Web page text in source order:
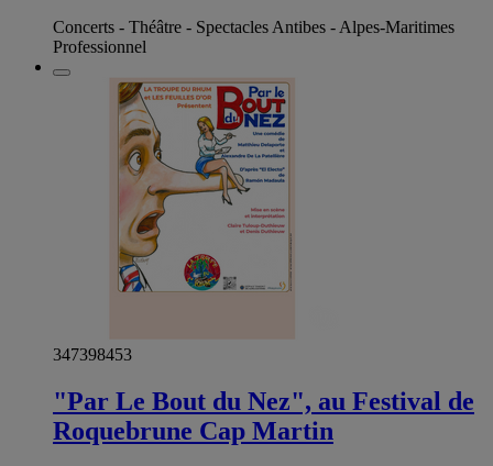
Concerts - Théâtre - Spectacles Antibes - Alpes-Maritimes
Professionnel
347398453
"Par Le Bout du Nez", au Festival de
Roquebrune Cap Martin